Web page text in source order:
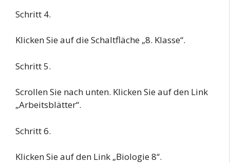
Schritt 4.
Klicken Sie auf die Schaltfläche „8. Klasse“.
Schritt 5.
Scrollen Sie nach unten. Klicken Sie auf den Link
„Arbeitsblätter“.
Schritt 6.
Klicken Sie auf den Link „Biologie 8“.